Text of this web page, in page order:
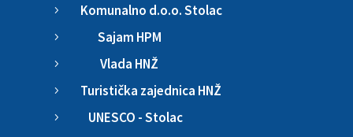
5 Komunalno d.o.o. Stolac
5 Sajam HPM
5 Vlada HNŽ
5 Turistička zajednica HNŽ
5 UNESCO - Stolac